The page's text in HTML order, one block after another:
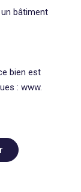
bâtiment
bien est
: www.